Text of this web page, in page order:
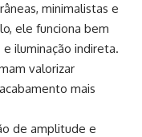
minimalistas e
ele funciona bem
iluminação indireta.
valorizar
mais
de amplitude e